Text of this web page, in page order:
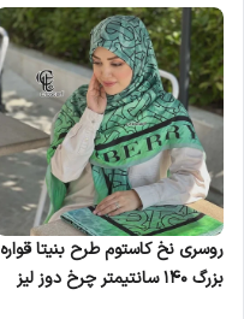
روسری نخ کاستوم طرح بنیتا قواره
بزرگ 140 سانتیمتر چرخ دوز لیز